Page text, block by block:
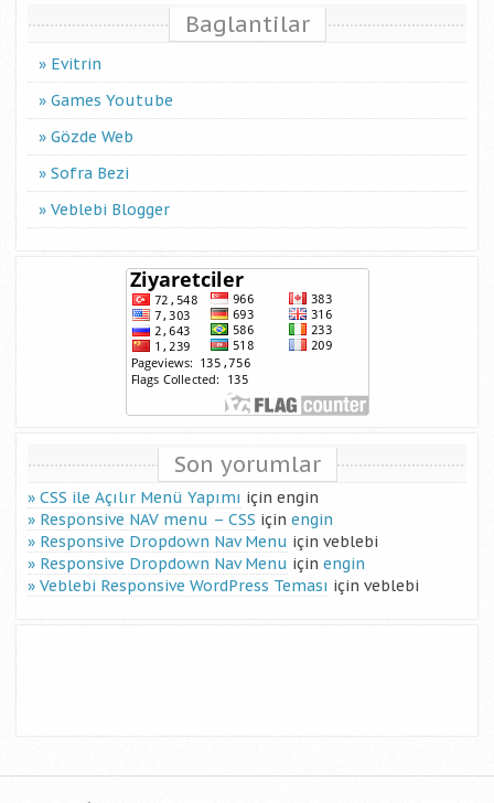
Baglantilar
Evitrin
Games Youtube
Gözde Web
Sofra Bezi
Veblebi Blogger
Son yorumlar
CSS ile Açılır Menü Yapımı için engin
Responsive NAV menu – CSS için engin
Responsive Dropdown Nav Menu için veblebi
Responsive Dropdown Nav Menu için engin
Veblebi Responsive WordPress Teması için veblebi